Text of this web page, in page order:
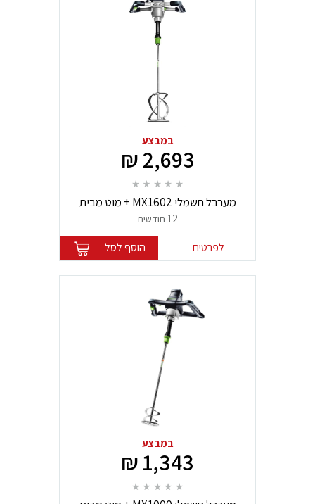
במבצע
2,693 ₪
מערבל חשמלי MX1602 + מוט מבית
FESTOOL
12 חודשים
לפרטים הוסף לסל
במבצע
1,343 ₪